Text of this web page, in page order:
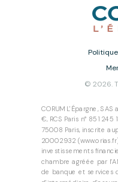
© 2026.
CORUM L'Épargne,
€, RCS Paris n° 851
75008 Paris, inscrite
20002932
investissements
chambre agréée par
de banque et services